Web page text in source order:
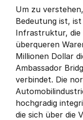
Um zu
Bedeutung ist,
Infrastruktur, die
überqueren
Millionen Dollar
Ambassador
verbindet. Die
hochgradig
die sich über die